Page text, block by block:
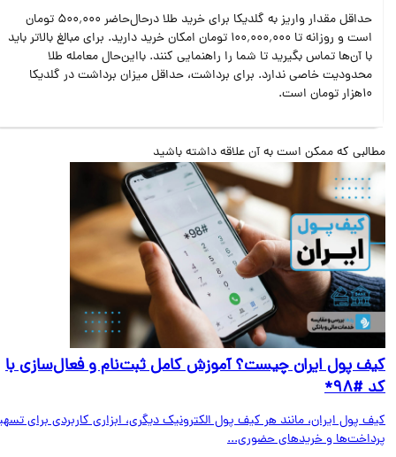
حداقل مقدار واریز به گلدیکا برای خرید طلا درحال‌حاضر 500٬000 تومان
است و روزانه تا 100٬000٬000 تومان امکان خرید دارید. برای مبالغ بالاتر باید
با آن‌ها تماس بگیرید تا شما را راهنمایی کنند. بااین‌حال معامله طلا
محدودیت خاصی ندارد. برای برداشت، حداقل میزان برداشت در گلدیکا
که ممکن است به آن علاقه داشته باشید
پول ایران چیست؟ آموزش کامل ثبت‌نام و فعال‌سازی با
پول ایران، مانند هر کیف پول الکترونیک دیگری، ابزاری کاربردی برای تسهیل
و خریدهای حضوری...